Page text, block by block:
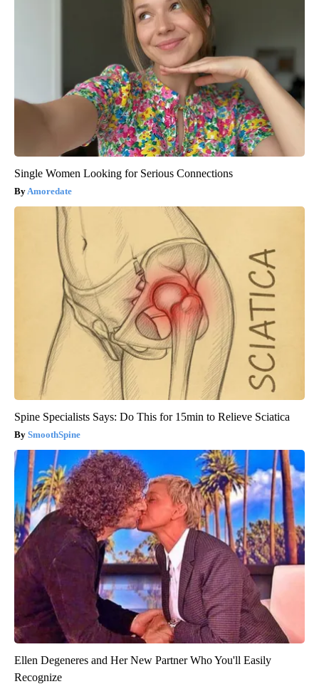
Single Women Looking for Serious Connections
Amoredate
Spine Specialists Says: Do This for 15min to Relieve Sciatica
SmoothSpine
Ellen Degeneres and Her New Partner Who You'll Easily
Recognize